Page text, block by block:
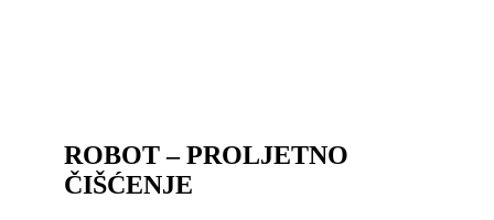
ROBOT – PROLJETNO
ČIŠĆENJE